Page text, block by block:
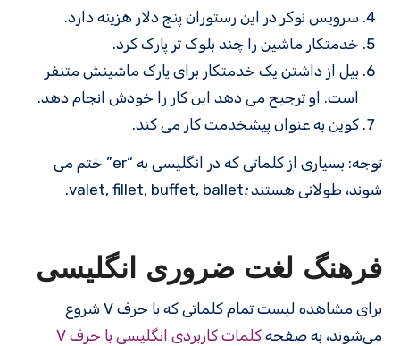
سرویس نوکر در این رستوران پنج دلار هزینه دارد.
خدمتکار ماشین را چند بلوک تر پارک کرد.
بیل از داشتن یک خدمتکار برای پارک ماشینش متنفر
است. او ترجیح می دهد این کار را خودش انجام دهد.
کوین به عنوان پیشخدمت کار می کند.
توجه: بسیاری از کلماتی که در انگلیسی به “er” ختم می
شوند، طولانی هستند:
valet, fillet, buffet, ballet.
فرهنگ لغت ضروری انگلیسی
برای مشاهده لیست تمام کلماتی که با حرف V شروع
می‌شوند، به صفحه کلمات کاربردی انگلیسی با حرف V